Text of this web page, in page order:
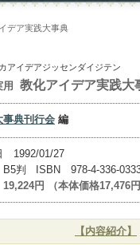
デア実践大事典
アイデアジッセンダイジテン
用 教化アイデア実践大
事典刊行会 編
1992/01/27
判 ISBN 978-4-336-
円 （本体価格17,476円
【内容紹介】